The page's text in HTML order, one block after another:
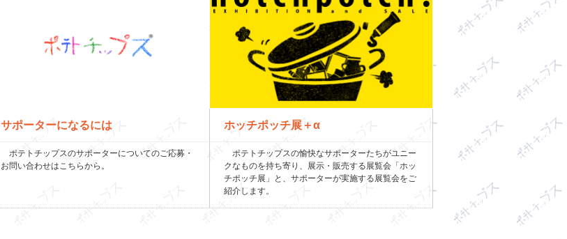
サポーターになるには
ポテトチップスのサポーターについてのご応募・
お問い合わせはこちらから。
ホッチポッチ展＋α
ポテトチップスの愉快なサポーターたちがユニー
クなものを持ち寄り、展示・販売する展覧会「ホッ
チポッチ展」と、サポーターが実施する展覧会をご
紹介します。